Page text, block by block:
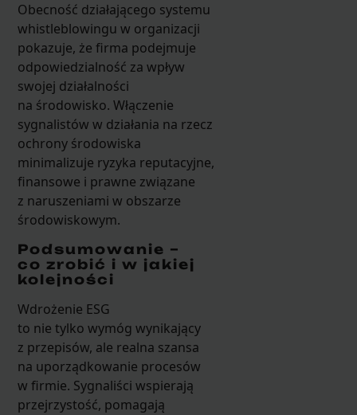
Obecność działającego systemu
whistleblowingu w organizacji
pokazuje, że firma podejmuje
odpowiedzialność za wpływ
swojej działalności
na środowisko. Włączenie
sygnalistów w działania na rzecz
ochrony środowiska
minimalizuje ryzyka reputacyjne,
finansowe i prawne związane
z naruszeniami w obszarze
środowiskowym.
Podsumowanie –
co zrobić i w jakiej
kolejności
Wdrożenie ESG
to nie tylko wymóg wynikający
z przepisów, ale realna szansa
na uporządkowanie procesów
w firmie. Sygnaliści wspierają
przejrzystość, pomagają